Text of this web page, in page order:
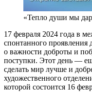
«Тепло души мы
17 февраля 2024 года в
спонтанного
о важности доброты и
поступки. Этот день —
сделать мир лучше и
художественного
которой состоится 16